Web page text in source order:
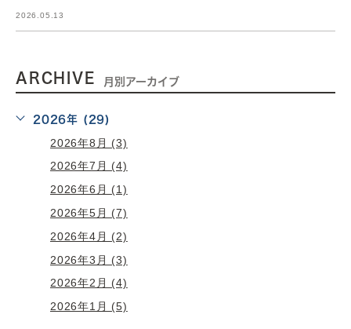
2026.05.13
ARCHIVE 月別アーカイブ
2026年 (29)
2026年8月 (3)
2026年7月 (4)
2026年6月 (1)
2026年5月 (7)
2026年4月 (2)
2026年3月 (3)
2026年2月 (4)
2026年1月 (5)